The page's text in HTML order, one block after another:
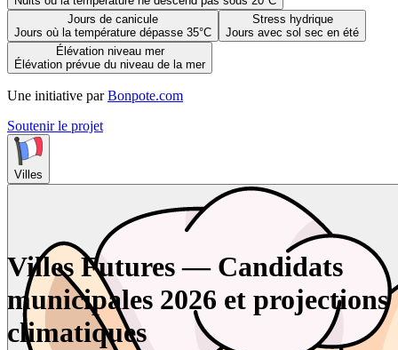
Jours de canicule
Jours où la température dépasse 35°C
Stress hydrique
Jours avec sol sec en été
Élévation niveau mer
Élévation prévue du niveau de la mer
Une initiative par Bonpote.com
Soutenir le projet
Villes
Villes Futures — Candidats
municipales 2026 et projections
climatiques